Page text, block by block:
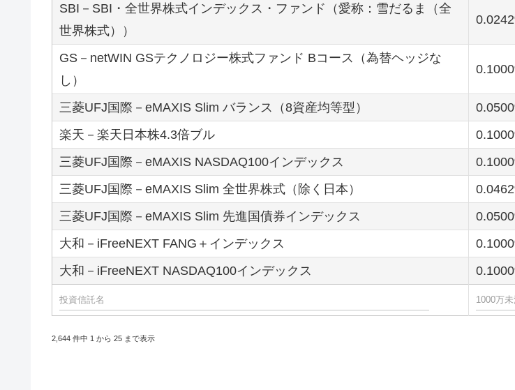
SBI－SBI・全世界株式インデックス・ファンド（愛称：雪だるま（全
世界株式））
0.0242
GS－netWIN GSテクノロジー株式ファンド Bコース（為替ヘッジな
し）
0.1000
三菱UFJ国際－eMAXIS Slim バランス（8資産均等型） 0.0500
楽天－楽天日本株4.3倍ブル
0.1000
三菱UFJ国際－eMAXIS NASDAQ100インデックス
0.1000
三菱UFJ国際－eMAXIS Slim 全世界株式（除く日本）
0.0462
三菱UFJ国際－eMAXIS Slim 先進国債券インデックス
0.0500
大和－iFreeNEXT FANG＋インデックス
0.1000
大和－iFreeNEXT NASDAQ100インデックス
0.1000
2,644 件中 1 から 25 まで表示